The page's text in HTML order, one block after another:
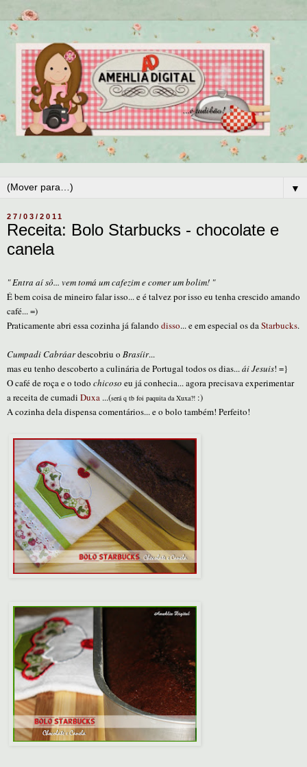
▼
27/03/2011
Receita: Bolo Starbucks - chocolate e
canela
" Entra aí sô... vem tomá um cafezim e comer um bolim! "
É bem coisa de mineiro falar isso... e é talvez por isso eu tenha crescido amando
café... =)
Praticamente abri essa cozinha já falando disso... e em especial os daStarbucks.
Cumpadi Cabráardescobriu o Brasíir...
mas eu tenho descoberto a culinária de Portugal todos os dias...ái Jesuis! =}
O café de roça e o todo chicoso eu já conhecia... agora precisava experimentar
a receita de cumadi Duxa ...(será q tb foi paquita da Xuxa?! :)
A cozinha dela dispensa comentários... e o bolo também! Perfeito!